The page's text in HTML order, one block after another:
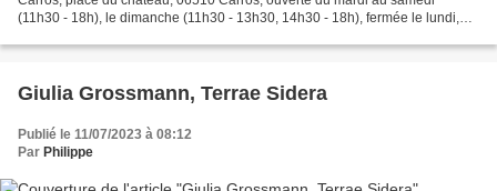
(11h30 - 18h), le dimanche (11h30 - 13h30, 14h30 - 18h), fermée le lundi,
Giulia Grossmann, Terrae Sidera
Publié le 11/07/2023 à 08:12
Par Philippe